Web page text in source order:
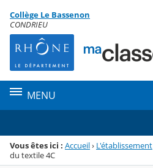
Menu de la rubrique
Contenu
Collège Le Bassenon
CONDRIEU
MENU
Vous êtes ici : Accueil› L'établissement
du textile 4C